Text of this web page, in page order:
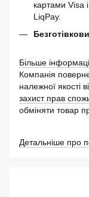
картами Visa
LiqPay.
Більше
Компанія
належної якості
захист прав
обміняти товар
Детальніше про